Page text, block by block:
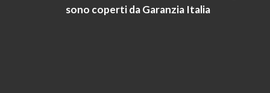
sono coperti da Garanzia Italia